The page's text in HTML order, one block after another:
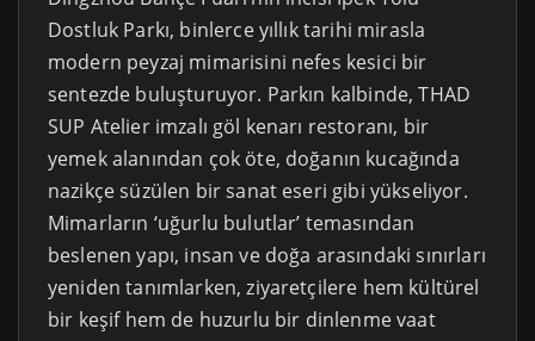
Dostluk Parkı, binlerce yıllık tarihi mirasla
modern peyzaj mimarisini nefes kesici bir
sentezde buluşturuyor. Parkın kalbinde, THAD
SUP Atelier imzalı göl kenarı restoranı, bir
yemek alanından çok öte, doğanın kucağında
nazikçe süzülen bir sanat eseri gibi yükseliyor.
Mimarların ‘uğurlu bulutlar’ temasından
beslenen yapı, insan ve doğa arasındaki sınırları
yeniden tanımlarken, ziyaretçilere hem kültürel
bir keşif hem de huzurlu bir dinlenme vaat